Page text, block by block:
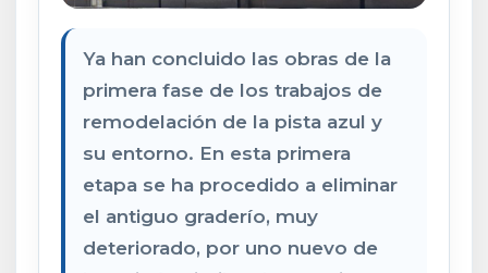
Ya han concluido las obras de la
primera fase de los trabajos de
remodelación de la pista azul y
su entorno. En esta primera
etapa se ha procedido a eliminar
el antiguo graderío, muy
deteriorado, por uno nuevo de